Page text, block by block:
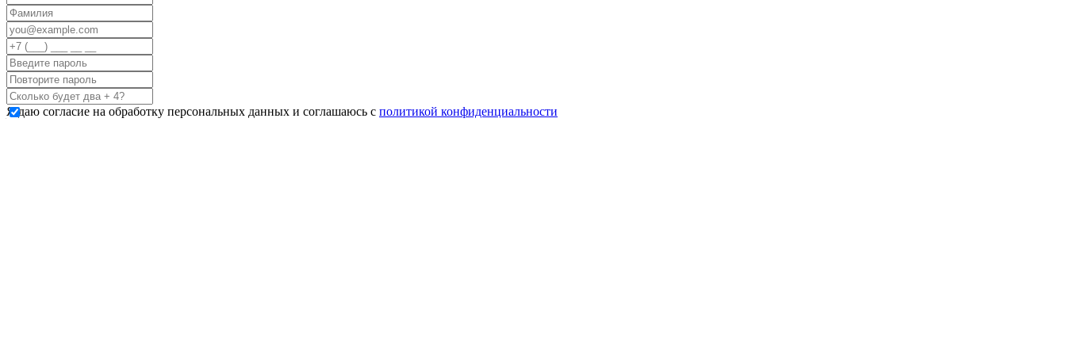
Я даю согласие на обработку персональных данных и соглашаюсь с политикой конфиденциальности